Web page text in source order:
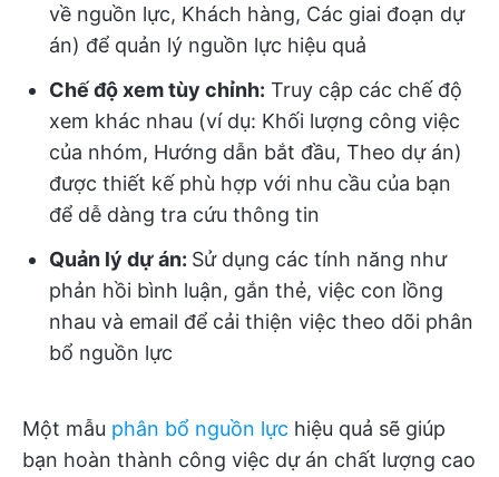
về nguồn lực, Khách hàng, Các giai đoạn dự
án) để quản lý nguồn lực hiệu quả
Chế độ xem tùy chỉnh: Truy cập các chế độ
xem khác nhau (ví dụ: Khối lượng công việc
của nhóm, Hướng dẫn bắt đầu, Theo dự án)
được thiết kế phù hợp với nhu cầu của bạn
để dễ dàng tra cứu thông tin
Quản lý dự án: Sử dụng các tính năng như
phản hồi bình luận, gắn thẻ, việc con lồng
nhau và email để cải thiện việc theo dõi phân
bổ nguồn lực
Một mẫu phân bổ nguồn lực hiệu quả sẽ giúp
bạn hoàn thành công việc dự án chất lượng cao